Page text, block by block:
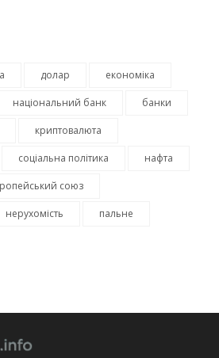
долар економіка
національний банк банки
криптовалюта
соціальна політика нафта
союз
нерухомість пальне